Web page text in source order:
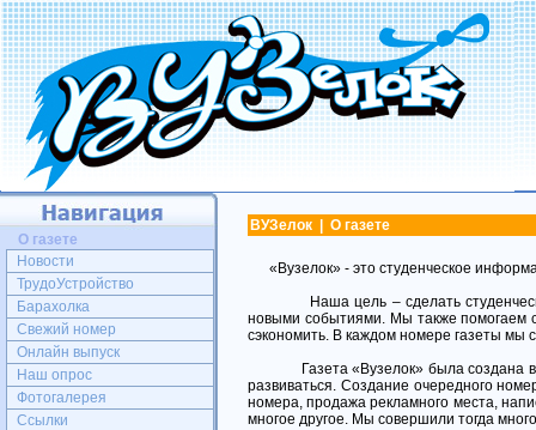
О газете
Новости
ТрудоУстройство
Барахолка
Свежий номер
Онлайн выпуск
Наш опрос
Фотогалерея
Ссылки
ВУЗелок | О газете
«Вузелок» - это студенческое
Наша цель – сделать студенческие
новыми событиями. Мы также помогаем
сэкономить. В каждом номере газеты мы
Газета «Вузелок» была создана в
развиваться. Создание очередного
номера, продажа рекламного места,
многое другое. Мы совершили тогда